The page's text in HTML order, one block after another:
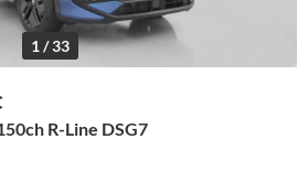
1 / 33
R-Line DSG7